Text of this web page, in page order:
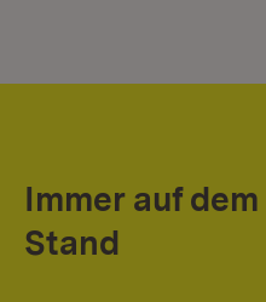
Immer auf
Stand